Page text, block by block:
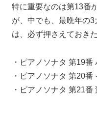
特に重要なのは第13番
が、中でも、最晩年の
は、必ず押さえておき
・ピアノソナタ 第19番
・ピアノソナタ 第20番
・ピアノソナタ 第21番